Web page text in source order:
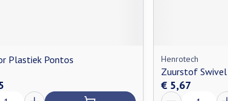
Plastiek Pontos Henrotech
Zuurstof
€ 5,67
Aantal